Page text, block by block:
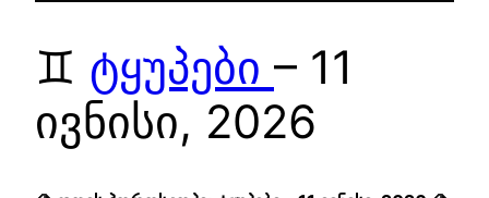
♊ ტყუპები – 11
ივნისი, 2026